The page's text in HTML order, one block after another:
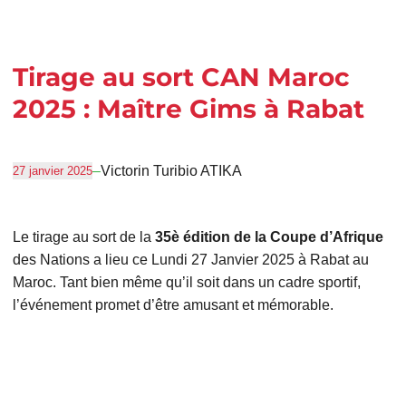
Tirage au sort CAN Maroc
2025 : Maître Gims à Rabat
27 janvier 2025–Victorin Turibio ATIKA
Le tirage au sort de la 35è édition de la Coupe d’Afrique
des Nations a lieu ce Lundi 27 Janvier 2025 à Rabat au
Maroc. Tant bien même qu’il soit dans un cadre sportif,
l’événement promet d’être amusant et mémorable.